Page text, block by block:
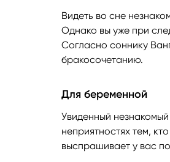
Видеть во сне
Однако вы уже при
Согласно соннику
бракосочетанию.
Для беременной
Увиденный
неприятностях тем,
выспрашивает у вас